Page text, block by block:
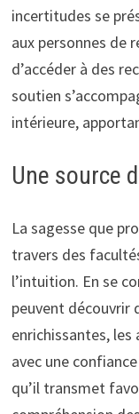
incertitudes se
aux personnes de
d’accéder à des
soutien
intérieure,
Une source
La sagesse que
travers des
l’intuition. En se
peuvent découvrir
enrichissantes,
avec une
qu’il transmet